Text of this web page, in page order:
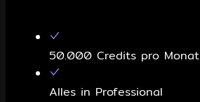
50.000 Credits pro Monat
Alles in Professional